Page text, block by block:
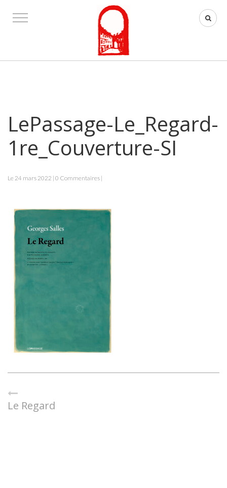
LePassage-Le_Regard-
1re_Couverture-SI
Le 24 mars 2022 | 0 Commentaires |
Le Regard